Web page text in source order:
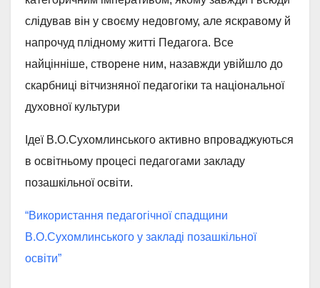
слідував він у своєму недовгому, але яскравому й
напрочуд плідному житті Педагога. Все
найцінніше, створене ним, назавжди увійшло до
скарбниці вітчизняної педагогіки та національної
духовної культури
Ідеї В.О.Сухомлинського активно впроваджуються
в освітньому процесі педагогами закладу
позашкільної освіти.
“Використання педагогічної спадщини
В.О.Сухомлинського у закладі позашкільної
освіти”